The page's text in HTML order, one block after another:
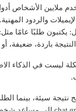
ملايين الأشخاص
والردود
يكتبون طلبًا عامًا
باردة، ضعيفة، أو
ليست في الذكاء
نتيجة سيئة، بينما